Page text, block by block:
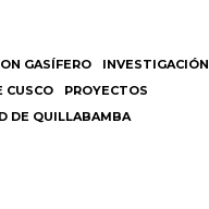
GASÍFERO INVESTIGACIÓN
CUSCO
PROYECTOS
DE QUILLABAMBA